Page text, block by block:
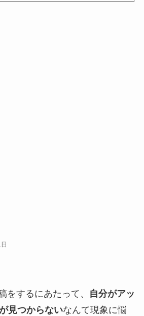
をするにあたって、
自分がアッ
見つからないなんて現象に悩